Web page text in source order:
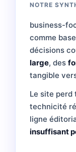
NOTRE
business-
comme
décisions
large, des
tangible
Le site perd
technicité
ligne
insuffisant